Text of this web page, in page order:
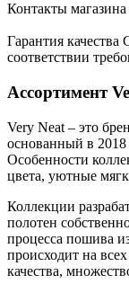
Контакты магазина
Гарантия качества
соответствии
Ассортимент
Very Neat – это
основанный в
Особенности
цвета, уютные
Коллекции
полотен
процесса пошива
происходит на
качества,